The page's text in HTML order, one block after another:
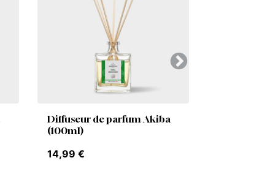
Diffuseur de parfum Akiba
(100ml)
14,99 €
Suivant